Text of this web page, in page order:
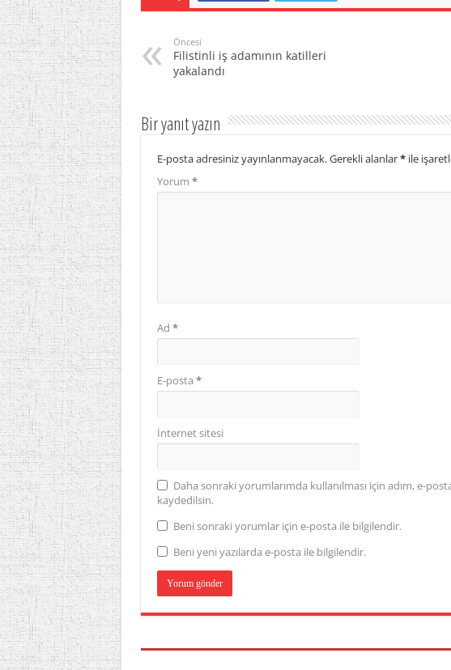
Öncesi
Filistinli iş adamının katilleri
yakalandı
Bir yanıt yazın
E-posta adresiniz yayınlanmayacak.Gerekli alanlar*ile
Yorum *
Ad *
E-posta *
İnternet sitesi
Daha sonraki yorumlarımda kullanılması için adım, e-
kaydedilsin.
Beni sonraki yorumlar için e-posta ile bilgilendir.
Beni yeni yazılarda e-posta ile bilgilendir.